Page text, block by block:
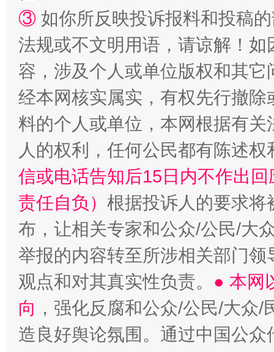
“蜀中异人”王建安的艺术幻境
③ 如你所反映投诉报料和投稿
法规或不文明用语，请谅解！
容，涉及个人或单位版权和其它
经本网核实属实，有权先行撤
料的个人或单位，本网根据有
人的权利，任何公民都有陈述
信或电话告知后15日内不作出
责任自负） 根据投诉人的要求将
布，让相关专家和公众/公民/大
举报的内容转至所涉相关部门
观点和对其真实性负责。 ● 本网
向 ，强化反腐和公众/公民/大众
造良好舆论氛围。通过中国公